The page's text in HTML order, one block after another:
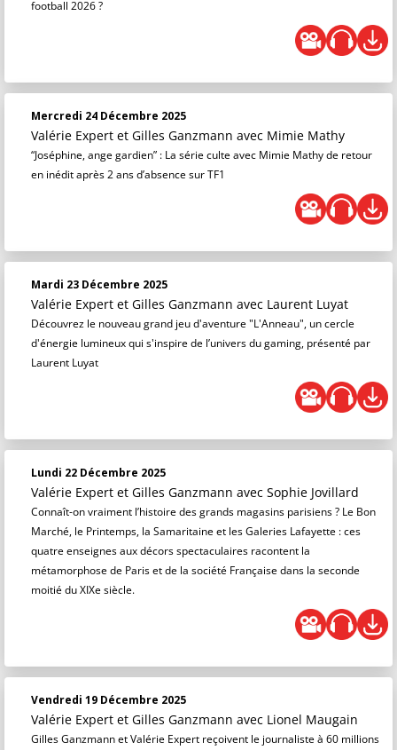
football 2026 ?
Mercredi 24 Décembre 2025
Valérie Expert et Gilles Ganzmann avec Mimie Mathy
“Joséphine, ange gardien” : La série culte avec Mimie Mathy de retour
en inédit après 2 ans d’absence sur TF1
Mardi 23 Décembre 2025
Valérie Expert et Gilles Ganzmann avec Laurent Luyat
Découvrez le nouveau grand jeu d'aventure "L'Anneau", un cercle
d'énergie lumineux qui s'inspire de l’univers du gaming, présenté par
Laurent Luyat
Lundi 22 Décembre 2025
Valérie Expert et Gilles Ganzmann avec Sophie Jovillard
Connaît-on vraiment l’histoire des grands magasins parisiens ? Le Bon
Marché, le Printemps, la Samaritaine et les Galeries Lafayette : ces
quatre enseignes aux décors spectaculaires racontent la
métamorphose de Paris et de la société Française dans la seconde
moitié du XIXe siècle.
Vendredi 19 Décembre 2025
Valérie Expert et Gilles Ganzmann avec Lionel Maugain
Gilles Ganzmann et Valérie Expert reçoivent le journaliste à 60 millions